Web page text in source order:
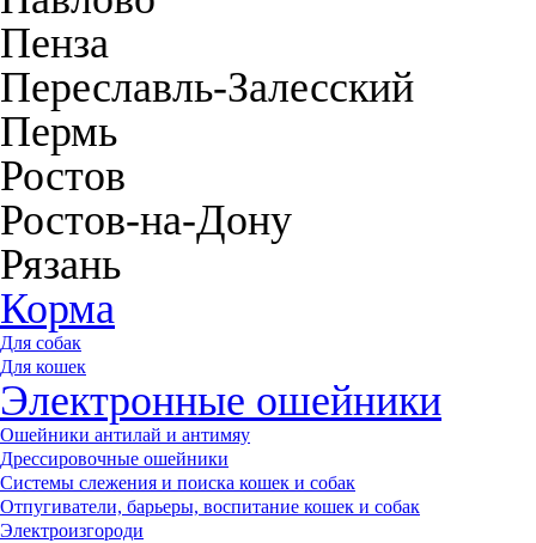
Пенза
Переславль-Залесский
Пермь
Ростов
Ростов-на-Дону
Рязань
Корма
Для собак
Для кошек
Электронные ошейники
Ошейники антилай и антимяу
Дрессировочные ошейники
Системы слежения и поиска кошек и собак
Отпугиватели, барьеры, воспитание кошек и собак
Электроизгороди